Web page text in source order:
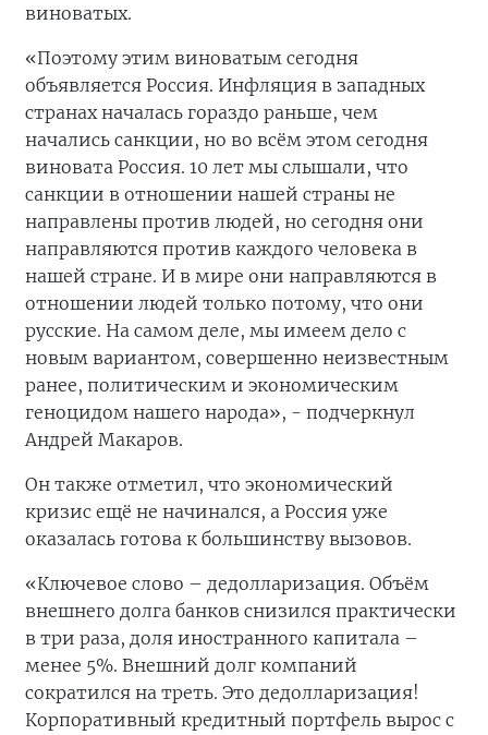
виноватых.
«Поэтому этим виноватым сегодня
объявляется Россия. Инфляция в западных
странах началась гораздо раньше, чем
начались санкции, но во всём этом сегодня
виновата Россия. 10 лет мы слышали, что
санкции в отношении нашей страны не
направлены против людей, но сегодня они
направляются против каждого человека в
нашей стране. И в мире они направляются в
отношении людей только потому, что они
русские. На самом деле, мы имеем дело с
новым вариантом, совершенно неизвестным
ранее, политическим и экономическим
геноцидом нашего народа», - подчеркнул
Андрей Макаров.
Он также отметил, что экономический
кризис ещё не начинался, а Россия уже
оказалась готова к большинству вызовов.
«Ключевое слово – дедолларизация. Объём
внешнего долга банков снизился практически
в три раза, доля иностранного капитала –
менее 5%. Внешний долг компаний
сократился на треть. Это дедолларизация!
Корпоративный кредитный портфель вырос с